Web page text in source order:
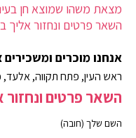
מצאת משהו שמוצא חן
השאר פרטים ונחזור אליך
אנחנו מוכרים ומשכירים
ראש העין, פתח תקווה, אלעד,
השאר פרטים ונחזור
השם שלך (חובה)